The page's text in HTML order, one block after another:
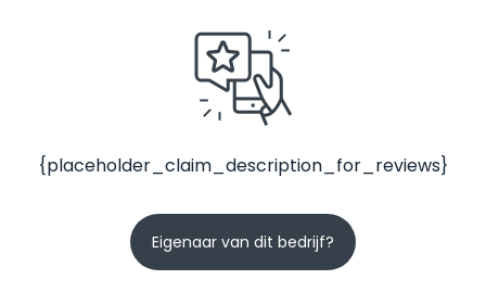
{placeholder_claim_description_for_reviews}
Eigenaar van dit bedrijf?